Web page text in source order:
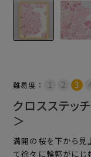
難易度：
クロスステッ
＞
満開の桜を下から見
て徐々に輪郭がにじ